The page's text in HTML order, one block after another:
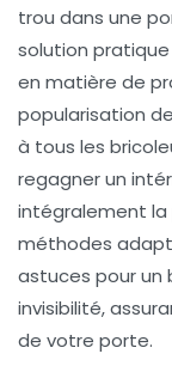
trou dans une
solution pratique
en matière de
popularisation
à tous les
regagner un
intégralement la
méthodes
astuces pour un
invisibilité,
de votre porte.